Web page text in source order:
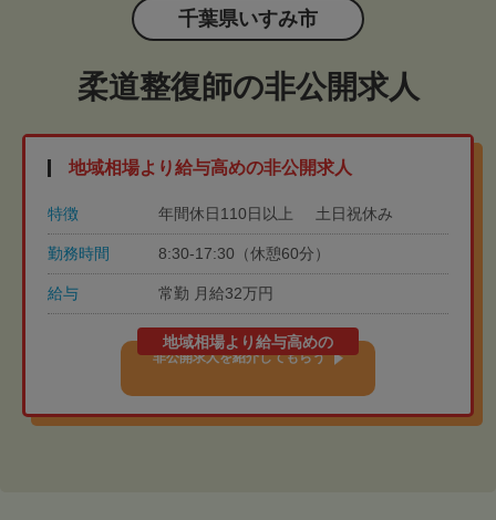
千葉県いすみ市
柔道整復師の非公開求人
地域相場より給与高めの非公開求人
特徴 年間休日110日以上 土日祝休み
勤務時間 8:30-17:30（休憩60分）
給与 常勤 月給32万円
地域相場より給与高めの
非公開求人を紹介してもらう